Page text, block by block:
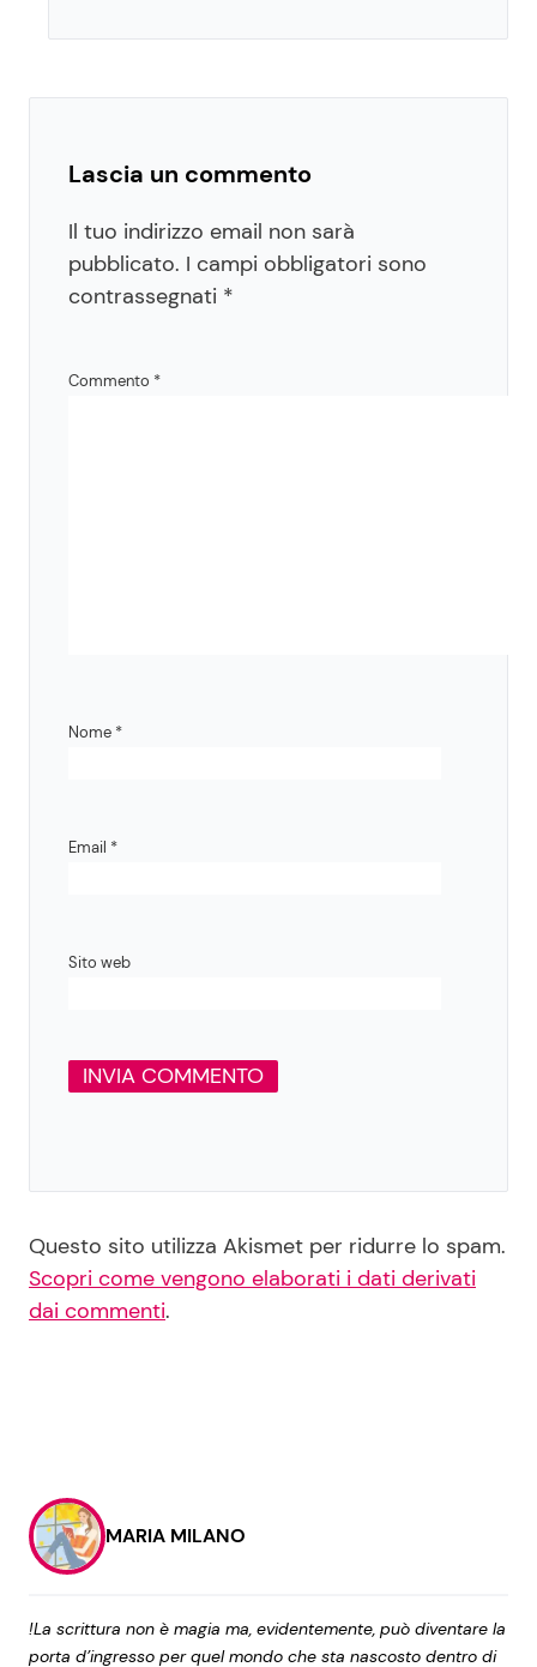
Lascia un commento
Il tuo indirizzo email non sarà
pubblicato. I campi obbligatori sono
contrassegnati *
Commento *
Nome *
Email *
Sito web
Questo sito utilizza Akismet per ridurre lo spam.
Scopri come vengono elaborati i dati derivati
dai commenti.
MARIA MILANO
!La scrittura non è magia ma, evidentemente, può diventare la
porta d’ingresso per quel mondo che sta nascosto dentro di